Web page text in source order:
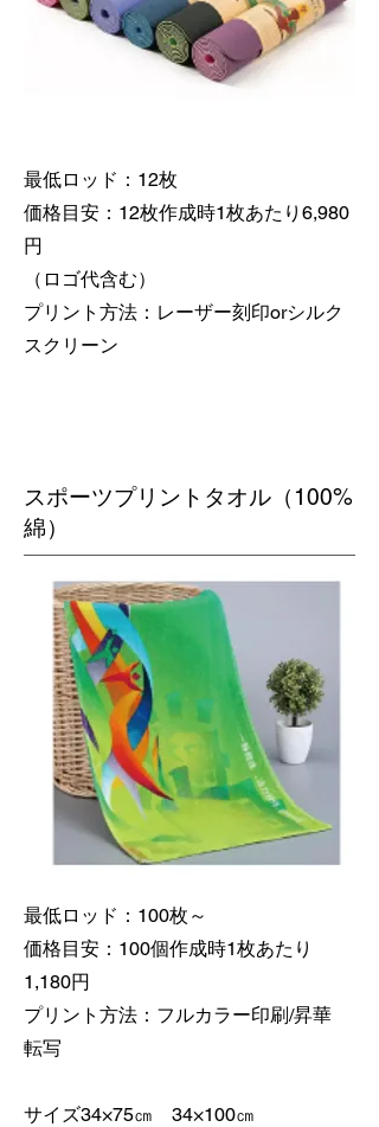
最低ロッド：12枚
価格目安：12枚作成時1枚あたり6,980
円
（ロゴ代含む）
​プリント方法：レーザー刻印orシルク
スクリーン
​スポーツプリントタオル（100%
綿）
最低ロッド：100枚～
価格目安：100個作成時1枚あたり
1,180円
​プリント方法：フルカラー印刷/昇華
転写
​サイズ34×75㎝ 34×100㎝